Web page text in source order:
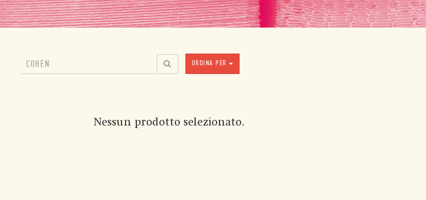
ORDINA PER
Nessun prodotto selezionato.